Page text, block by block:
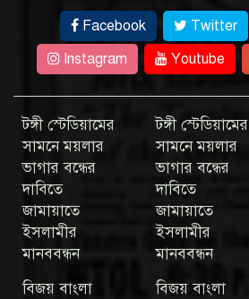
Facebook Twitter
Instagram
Youtube
টঙ্গী স্টেডিয়ামের
সামনে ময়লার
ভাগার বন্ধের
দাবিতে
জামায়াতে
ইসলামীর
মানববন্ধন
বিজয় বাংলা
টঙ্গী স্টেডিয়ামের
সামনে ময়লার
ভাগার বন্ধের
দাবিতে
জামায়াতে
ইসলামীর
মানববন্ধন
বিজয় বাংলা